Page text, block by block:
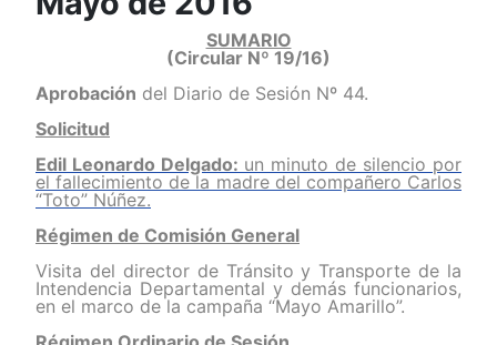
SUMARIO
(Circular Nº 19/16)
Aprobación del Diario de Sesión Nº 44.
Solicitud
Edil Leonardo Delgado: un minuto de silencio por
el fallecimiento de la madre del compañero Carlos
“Toto” Núñez.
Régimen de Comisión General
Visita del director de Tránsito y Transporte de la
Intendencia Departamental y demás funcionarios,
en el marco de la campaña “Mayo Amarillo”.